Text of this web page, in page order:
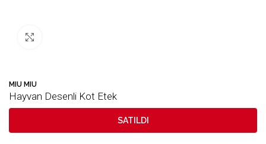
MIU MIU
Hayvan Desenli Kot Etek
SATILDI